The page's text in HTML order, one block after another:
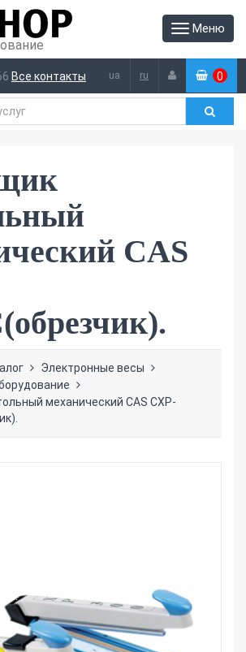
Меню
Все контакты ua ru (0 )
CAS
Электронные весы
механический CAS CXP-